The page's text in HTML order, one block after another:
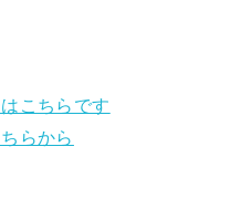
こちらです
らから